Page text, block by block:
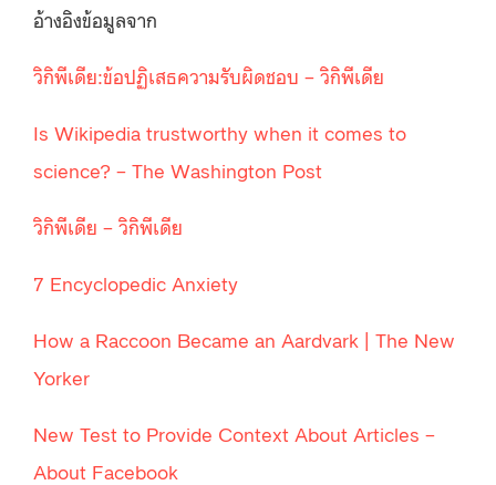
อ้างอิงข้อมูลจาก
วิกิพีเดีย:ข้อปฏิเสธความรับผิดชอบ – วิกิพีเดีย
Is Wikipedia trustworthy when it comes to
science? – The Washington Post
วิกิพีเดีย – วิกิพีเดีย
7 Encyclopedic Anxiety
How a Raccoon Became an Aardvark | The New
Yorker
New Test to Provide Context About Articles –
About Facebook